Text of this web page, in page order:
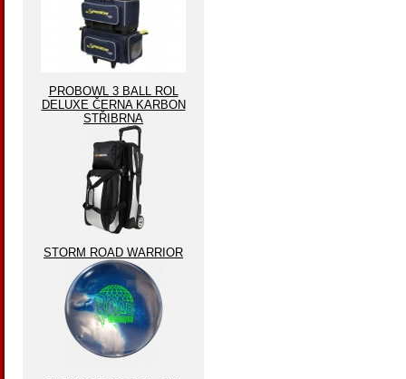
PROBOWL 3 BALL ROL
DELUXE ČERNA KARBON
STŘIBRNA
STORM ROAD WARRIOR